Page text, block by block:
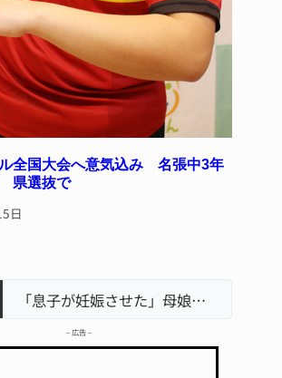
全国大会へ意気込み 名張中3年
県選抜で
日
「息子が妊娠させた」母娘だまされ400万円詐欺被害 名張
– 広告 –